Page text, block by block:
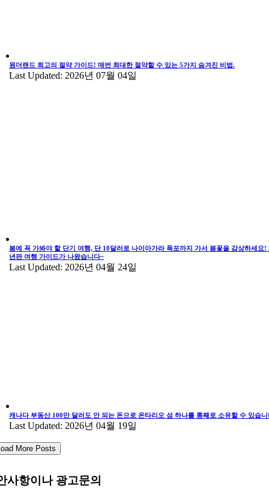
원더랜드 최고의 절약 가이드! 매번 최대한 절약할 수 있는 5가지 숨겨진 비법.
Last Updated: 2026년 07월 04일
봄에 꼭 가봐야 할 단기 여행, 단 10달러로 나이아가라 폭포까지 가서 봄꽃을 감상하세요!
년판 여행 가이드가 나왔습니다~
Last Updated: 2026년 04월 24일
캐나다 부동산 100만 달러도 안 되는 돈으로 온타리오 섬 하나를 통째로 소유할 수 있습니
Last Updated: 2026년 04월 19일
More Posts
사항이나 광고문의